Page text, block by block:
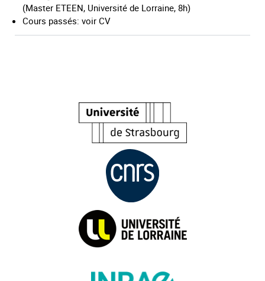
(Master ETEEN, Université de Lorraine, 8h)
Cours passés: voir CV